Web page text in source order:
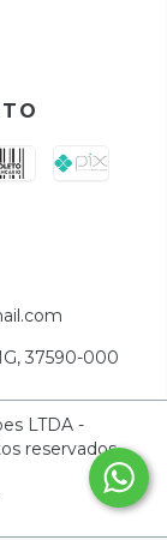
37590-000
LTDA -
reservados.